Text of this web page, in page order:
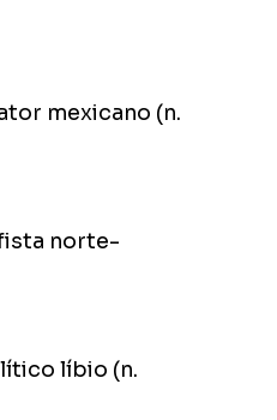
mexicano (n.
norte-
líbio (n.